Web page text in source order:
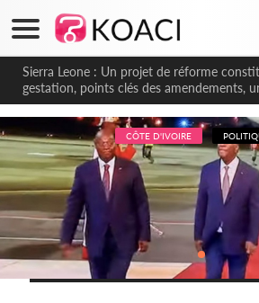
Sierra Leone : Un projet de réforme
gestation, points clés des amendements,
CÔTE D'IVOIRE